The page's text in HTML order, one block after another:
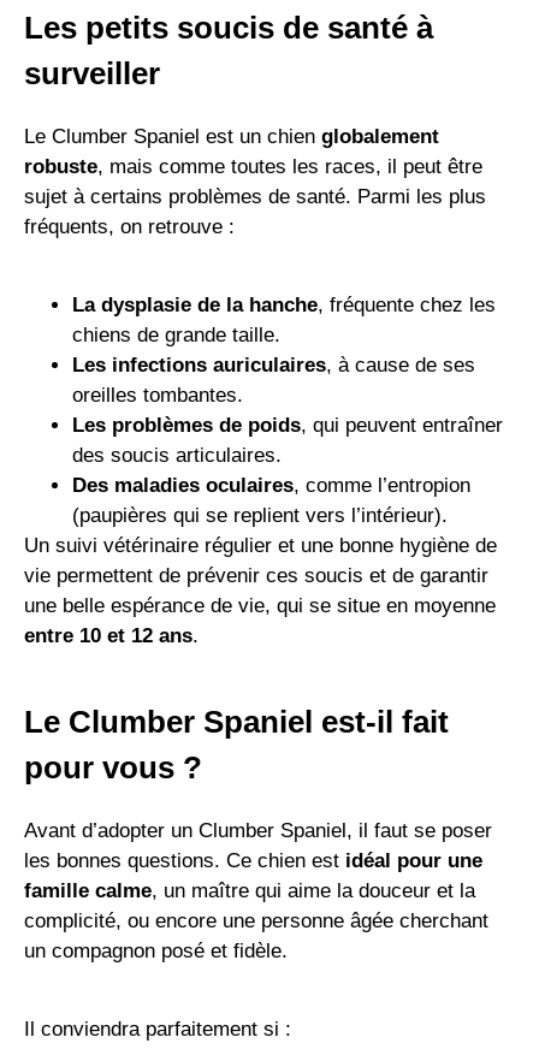
Les petits soucis de santé à
surveiller
Le Clumber Spaniel est un chien globalement
robuste, mais comme toutes les races, il peut être
sujet à certains problèmes de santé. Parmi les plus
fréquents, on retrouve :
La dysplasie de la hanche, fréquente chez les
chiens de grande taille.
Les infections auriculaires, à cause de ses
oreilles tombantes.
Les problèmes de poids, qui peuvent entraîner
des soucis articulaires.
Des maladies oculaires, comme l’entropion
(paupières qui se replient vers l’intérieur).
Un suivi vétérinaire régulier et une bonne hygiène de
vie permettent de prévenir ces soucis et de garantir
une belle espérance de vie, qui se situe en moyenne
entre 10 et 12 ans.
Le Clumber Spaniel est-il fait
pour vous ?
Avant d’adopter un Clumber Spaniel, il faut se poser
les bonnes questions. Ce chien est idéal pour une
famille calme, un maître qui aime la douceur et la
complicité, ou encore une personne âgée cherchant
un compagnon posé et fidèle.
Il conviendra parfaitement si :